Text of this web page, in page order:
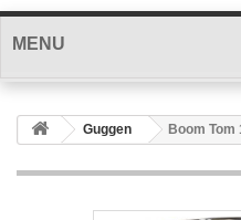
MENU
Guggen Boom Tom